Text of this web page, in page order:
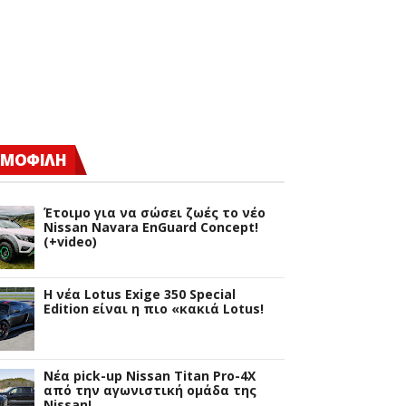
Έτοιμο για να σώσει ζωές το νέο
Nissan Navara EnGuard Concept!
(+video)
H νέα Lotus Exige 350 Special
Edition είναι η πιο «κακιά Lotus!
Νέα pick-up Nissan Titan Pro-4X
από την αγωνιστική ομάδα της